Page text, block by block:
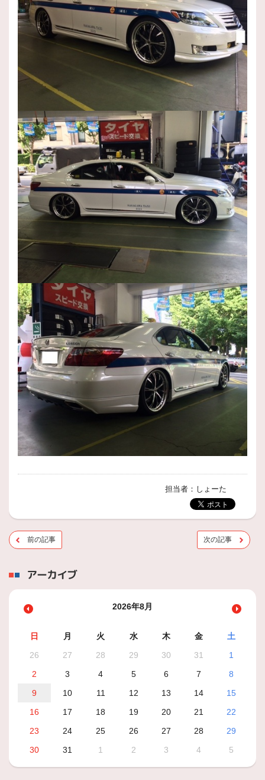
担当者：しょーた
前の記事 次の記事
アーカイブ
2026年8月
日 月 火 水 木 金
土
26
27 28 29 30 31
1
2
3 4 5 6 7
8
9
10 11 12 13 14
15
16
17 18 19 20 21
22
23
24 25 26 27 28
29
30
31 1 2 3 4 5